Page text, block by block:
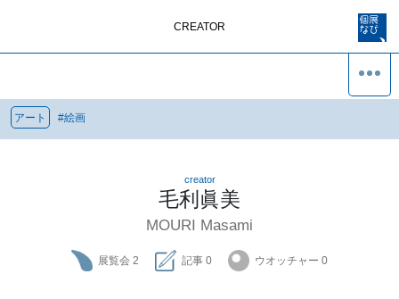
CREATOR
アート #絵画
creator
毛利眞美
MOURI Masami
展覧会 2 記事 0 ウオッチャー 0